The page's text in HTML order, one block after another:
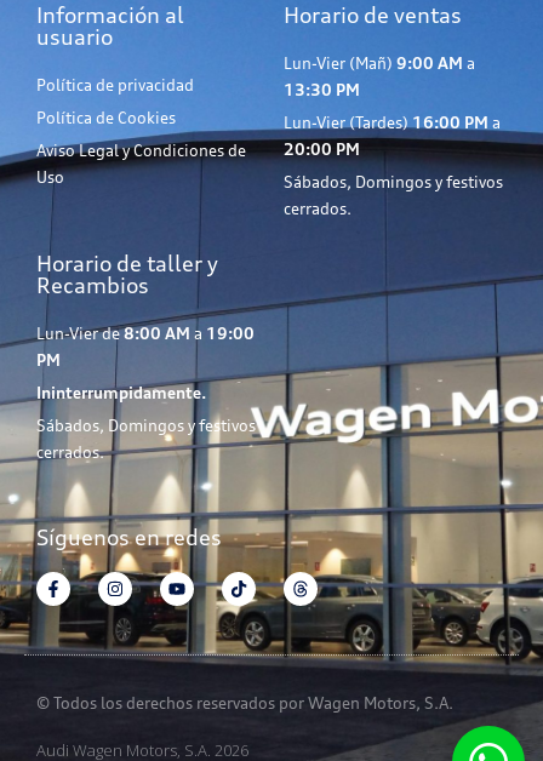
Información al
usuario
Política de privacidad
Política de Cookies
Aviso Legal y Condiciones de
Uso
Horario de ventas
Lun-Vier (Mañ) 9:00 AM a
13:30 PM
Lun-Vier (Tardes) 16:00 PM a
20:00 PM
Sábados, Domingos y festivos
cerrados.
Horario de taller y
Recambios
Lun-Vier de8:00 AM a 19:00
PM
Ininterrumpidamente.
Sábados, Domingos y festivos
cerrados.
Síguenos en redes
© Todos los derechos reservados por Wagen Motors, S.A.
Audi Wagen Motors, S.A. 2026